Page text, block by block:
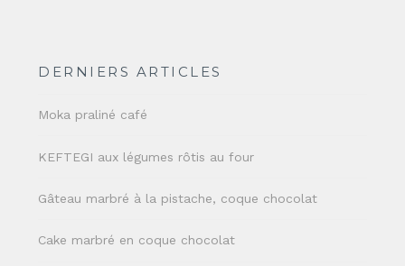
DERNIERS ARTICLES
Moka praliné café
KEFTEGI aux légumes rôtis au four
Gâteau marbré à la pistache, coque chocolat
Cake marbré en coque chocolat